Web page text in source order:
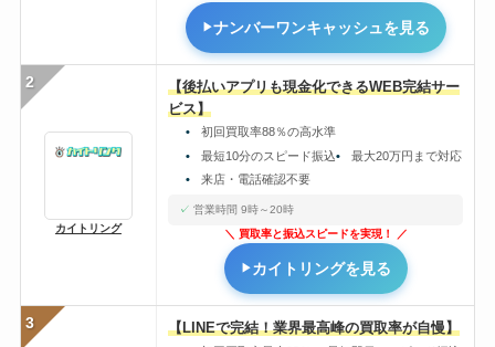
ナンバーワンキャッシュを見る
2
カイトリング
【後払いアプリも現金化できるWEB完結サー
ビス】
初回買取率88％の高水準
最短10分のスピード振込
最大20万円まで対応
来店・電話確認不要
営業時間 9時～20時
買取率と振込スピードを実現！
カイトリングを見る
3 【LINEで完結！業界最高峰の買取率が自慢】